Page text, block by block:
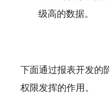
级高的数据。
下面通过报表开发的
权限发挥的作用。